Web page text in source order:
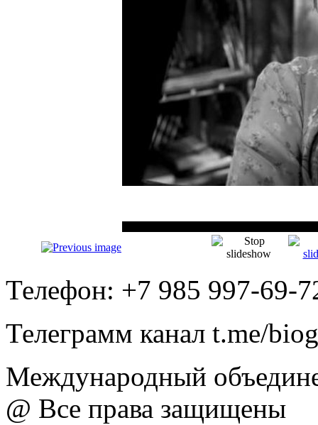
Телефон: +7 985 997-69-
Телеграмм канал t.me/
Международный
@ Все права защищены